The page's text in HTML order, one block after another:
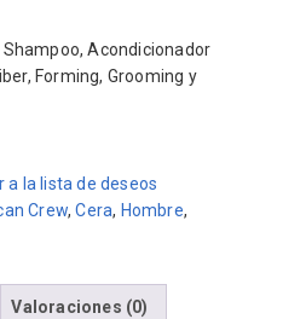
Acondicionador
Forming, Grooming y
a la lista de deseos
Crew,Cera, Hombre,
Valoraciones (0)